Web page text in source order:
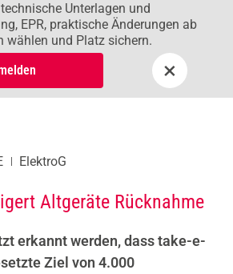
Unterlagen und
EPR, praktische Änderungen ab
wählen und Platz sichern.
×
ElektroG
Altgeräte Rücknahme
erkannt werden, dass take-e-
Ziel von 4.000